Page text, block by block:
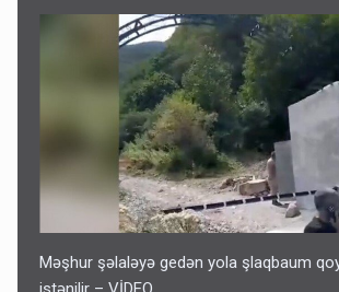
Məşhur şəlaləyə gedən yola şlaqbaum